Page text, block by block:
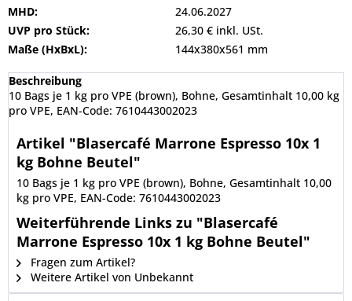
MHD:
24.06.2027
UVP pro Stück:
26,30 € inkl. USt.
Maße (HxBxL):
144x380x561 mm
Beschreibung
10 Bags je 1 kg pro VPE (brown), Bohne, Gesamtinhalt 10,00 kg
pro VPE, EAN-Code: 7610443002023
Artikel "Blasercafé Marrone Espresso 10x 1
kg Bohne Beutel"
10 Bags je 1 kg pro VPE (brown), Bohne, Gesamtinhalt 10,00
kg pro VPE, EAN-Code: 7610443002023
Weiterführende Links zu "Blasercafé
Marrone Espresso 10x 1 kg Bohne Beutel"
Fragen zum Artikel?
Weitere Artikel von Unbekannt